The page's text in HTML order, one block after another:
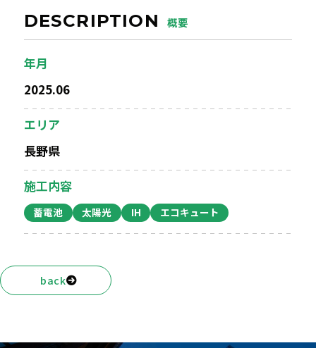
DESCRIPTION 概要
年月
2025.06
エリア
長野県
施工内容
蓄電池 太陽光 IH エコキュート
back